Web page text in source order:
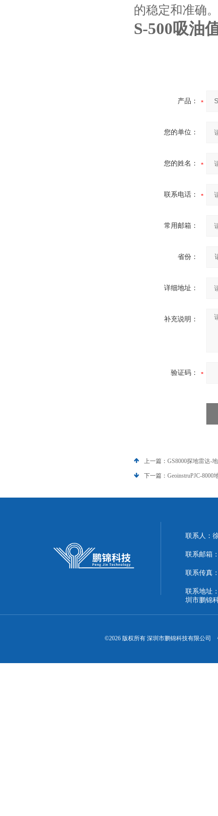
的稳定和准确
S-500吸油
产品：
您的单位：
您的姓名：
联系电话：
常用邮箱：
省份：
详细地址：
补充说明：
验证码：
上一篇： GS8000探地雷达-
下一篇： GeoinstruPJC-
联系人：
联系邮箱
联系传真
联系地址
圳市鹏锦
©2026 版权所有 深圳市鹏锦科技有限公司